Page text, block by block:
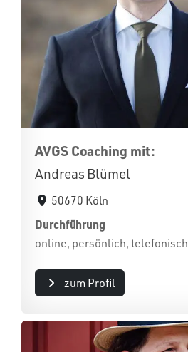
AVGS Coaching mit:
Andreas Blümel
50670 Köln
Durchführung
online, persönlich, telefonisch
zum Profil